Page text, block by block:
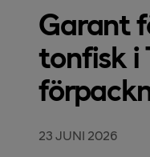
Garant
tonfisk i
23 JUNI 2026